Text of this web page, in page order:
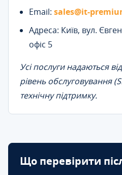
Email: sales@it-
Адреса: Київ, вул.
офіс 5
Усі послуги надаються
рівень обслуговування
технічну підтримку.
Що перевірити